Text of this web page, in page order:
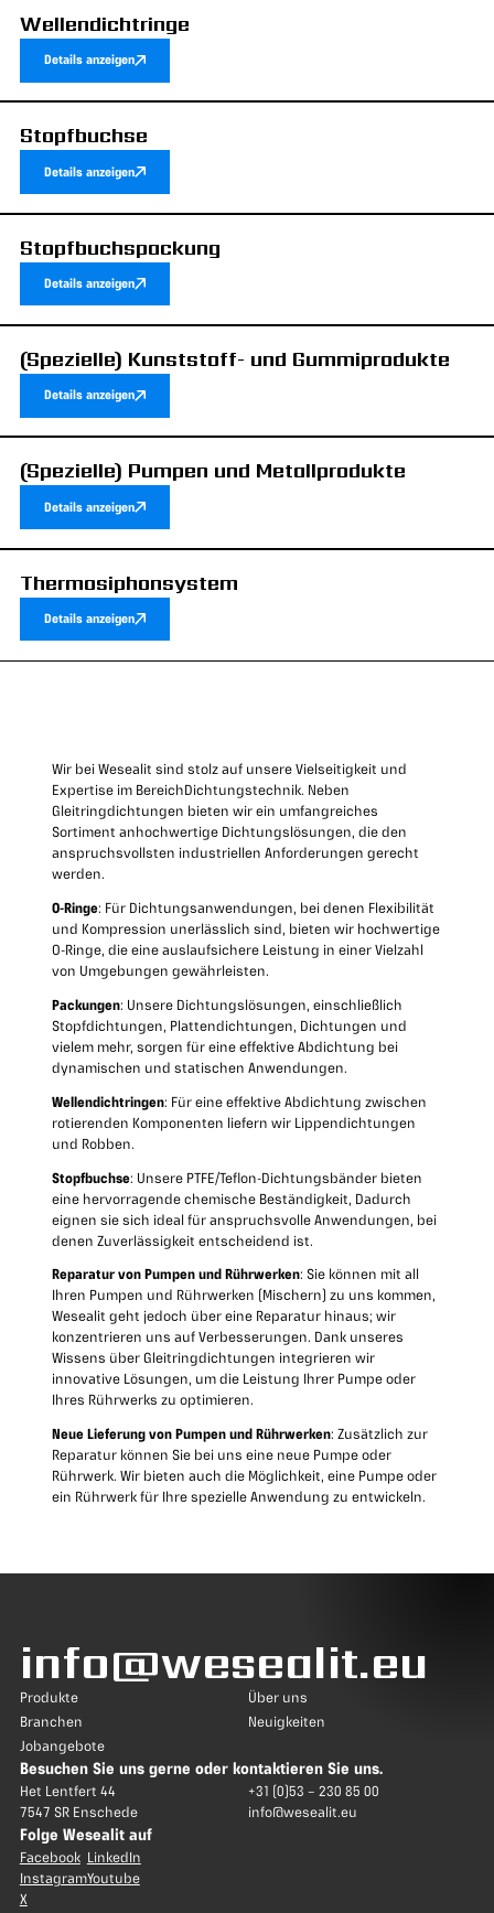
Wellendichtringe
Details anzeigen
Stopfbuchse
Details anzeigen
Stopfbuchspackung
Details anzeigen
(Spezielle) Kunststoff- und Gummiprodukte
Details anzeigen
(Spezielle) Pumpen und Metallprodukte
Details anzeigen
Thermosiphonsystem
Details anzeigen
Wir bei Wesealit sind stolz auf unsere Vielseitigkeit und
Expertise im BereichDichtungstechnik. Neben
Gleitringdichtungen bieten wir ein umfangreiches
Sortiment anhochwertige Dichtungslösungen, die den
anspruchsvollsten industriellen Anforderungen gerecht
werden.
O-Ringe: Für Dichtungsanwendungen, bei denen Flexibilität
und Kompression unerlässlich sind, bieten wir hochwertige
O-Ringe, die eine auslaufsichere Leistung in einer Vielzahl
von Umgebungen gewährleisten.
Packungen: Unsere Dichtungslösungen, einschließlich
Stopfdichtungen, Plattendichtungen, Dichtungen und
vielem mehr, sorgen für eine effektive Abdichtung bei
dynamischen und statischen Anwendungen.
Wellendichtringen: Für eine effektive Abdichtung zwischen
rotierenden Komponenten liefern wir Lippendichtungen
und Robben.
Stopfbuchse: Unsere PTFE/Teflon-Dichtungsbänder bieten
eine hervorragende chemische Beständigkeit, Dadurch
eignen sie sich ideal für anspruchsvolle Anwendungen, bei
denen Zuverlässigkeit entscheidend ist.
Reparatur von Pumpen und Rührwerken: Sie können mit all
Ihren Pumpen und Rührwerken (Mischern) zu uns kommen,
Wesealit geht jedoch über eine Reparatur hinaus; wir
konzentrieren uns auf Verbesserungen. Dank unseres
Wissens über Gleitringdichtungen integrieren wir
innovative Lösungen, um die Leistung Ihrer Pumpe oder
Ihres Rührwerks zu optimieren.
Neue Lieferung von Pumpen und Rührwerken: Zusätzlich zur
Reparatur können Sie bei uns eine neue Pumpe oder
Rührwerk. Wir bieten auch die Möglichkeit, eine Pumpe oder
ein Rührwerk für Ihre spezielle Anwendung zu entwickeln.
info@wesealit.eu
Produkte
Über uns
Branchen
Neuigkeiten
Jobangebote
Besuchen Sie uns gerne oder kontaktieren Sie uns.
Het Lentfert 44
7547 SR Enschede
+31 (0)53 – 230 85 00
info@wesealit.eu
Folge Wesealit auf
Facebook
Instagram
X
LinkedIn
Youtube